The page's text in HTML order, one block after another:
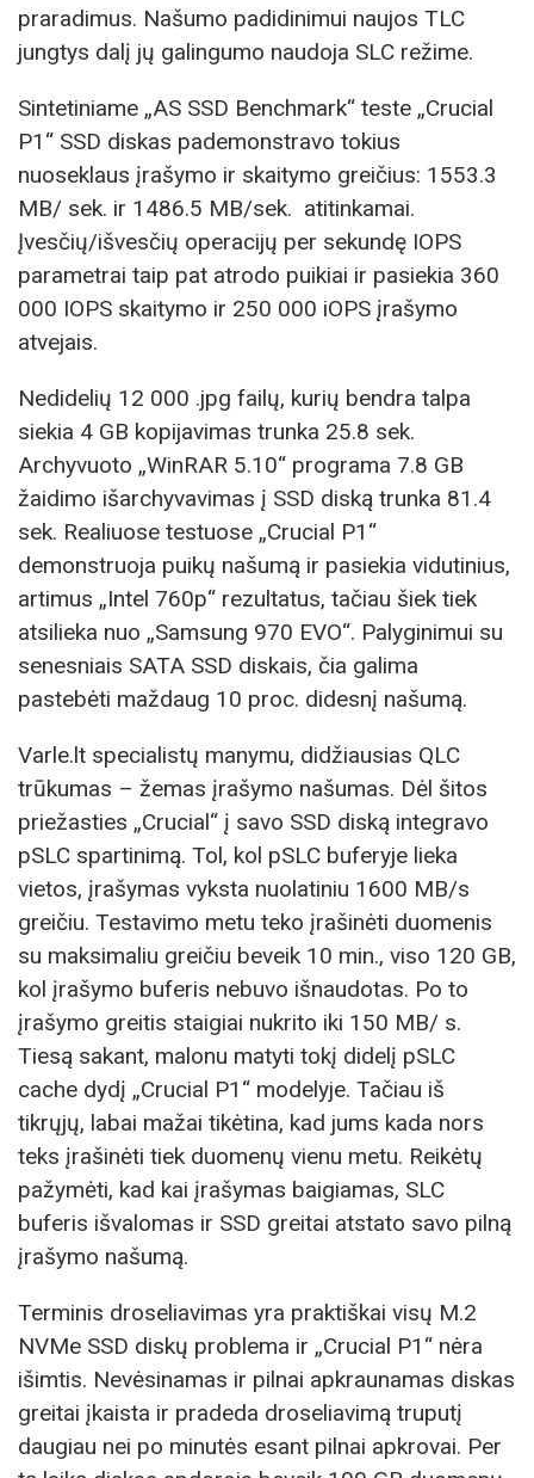
praradimus. Našumo padidinimui naujos TLC
jungtys dalį jų galingumo naudoja SLC režime.
Sintetiniame „AS SSD Benchmark“ teste „Crucial
P1“ SSD diskas pademonstravo tokius
nuoseklaus įrašymo ir skaitymo greičius: 1553.3
MB/ sek. ir 1486.5 MB/sek. atitinkamai.
Įvesčių/išvesčių operacijų per sekundę IOPS
parametrai taip pat atrodo puikiai ir pasiekia 360
000 IOPS skaitymo ir 250 000 iOPS įrašymo
atvejais.
Nedidelių 12 000 .jpg failų, kurių bendra talpa
siekia 4 GB kopijavimas trunka 25.8 sek.
Archyvuoto „WinRAR 5.10“ programa 7.8 GB
žaidimo išarchyvavimas į SSD diską trunka 81.4
sek. Realiuose testuose „Crucial P1“
demonstruoja puikų našumą ir pasiekia vidutinius,
artimus „Intel 760p“ rezultatus, tačiau šiek tiek
atsilieka nuo „Samsung 970 EVO“. Palyginimui su
senesniais SATA SSD diskais, čia galima
pastebėti maždaug 10 proc. didesnį našumą.
Varle.lt specialistų manymu, didžiausias QLC
trūkumas – žemas įrašymo našumas. Dėl šitos
priežasties „Crucial“ į savo SSD diską integravo
pSLC spartinimą. Tol, kol pSLC buferyje lieka
vietos, įrašymas vyksta nuolatiniu 1600 MB/s
greičiu. Testavimo metu teko įrašinėti duomenis
su maksimaliu greičiu beveik 10 min., viso 120 GB,
kol įrašymo buferis nebuvo išnaudotas. Po to
įrašymo greitis staigiai nukrito iki 150 MB/ s.
Tiesą sakant, malonu matyti tokį didelį pSLC
cache dydį „Crucial P1“ modelyje. Tačiau iš
tikrųjų, labai mažai tikėtina, kad jums kada nors
teks įrašinėti tiek duomenų vienu metu. Reikėtų
pažymėti, kad kai įrašymas baigiamas, SLC
buferis išvalomas ir SSD greitai atstato savo pilną
įrašymo našumą.
Terminis droseliavimas yra praktiškai visų M.2
NVMe SSD diskų problema ir „Crucial P1“ nėra
išimtis. Nevėsinamas ir pilnai apkraunamas diskas
greitai įkaista ir pradeda droseliavimą truputį
daugiau nei po minutės esant pilnai apkrovai. Per